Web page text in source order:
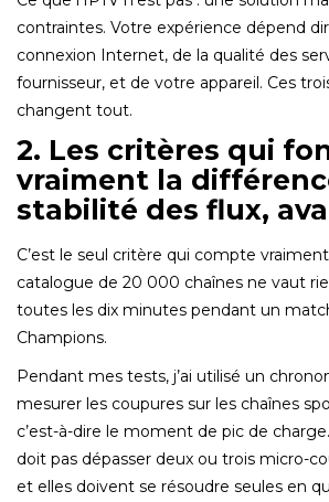
contraintes. Votre expérience dépend
connexion Internet, de la qualité des
fournisseur, et de votre appareil. Ces
changent tout.
2. Les critères qui
vraiment la
stabilité des flux,
C’est le seul critère qui compte
catalogue de 20 000 chaînes ne vaut
toutes les dix minutes pendant un
Champions.
Pendant mes tests, j’ai utilisé un
mesurer les coupures sur les chaînes
c’est-à-dire le moment de pic de
doit pas dépasser deux ou trois micro-
et elles doivent se résoudre seules en